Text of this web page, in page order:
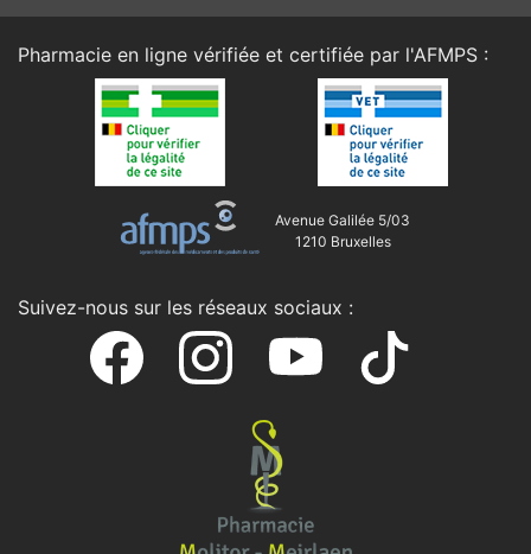
Pharmacie en ligne vérifiée et certifiée par l'AFMPS :
Avenue Galilée 5/03
1210 Bruxelles
Suivez-nous sur les réseaux sociaux :